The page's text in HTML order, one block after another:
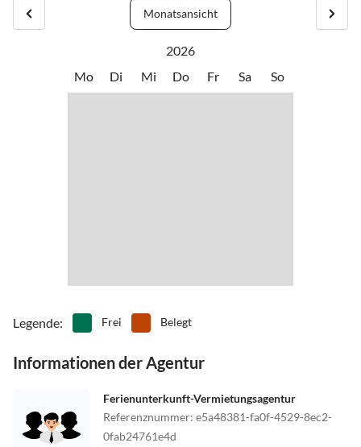
Mindestbuchungsdauer von 3 Übernachtungen mit einem
Anreisetag nach Wahl.
Monatsansicht
2026
Mo
Di Mi Do Fr Sa So
Legende: Frei Belegt
Informationen der Agentur
Ferienunterkunft-Vermietungsagentur
Referenznummer: e5a48381-fa0f-4529-8ec2-
0fab24761e4d